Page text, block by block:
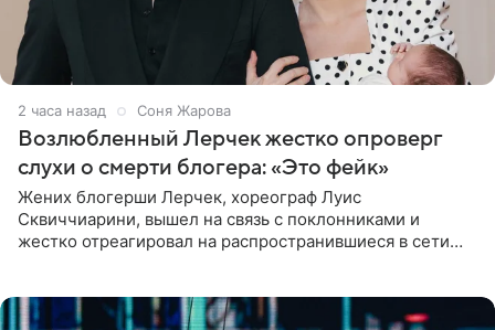
2 часа назад Соня Жарова
Возлюбленный Лерчек жестко опроверг
слухи о смерти блогера: «Это фейк»
Жених блогерши Лерчек, хореограф Луис
Сквиччиарини, вышел на связь с поклонниками и
жестко отреагировал на распространившиеся в сети